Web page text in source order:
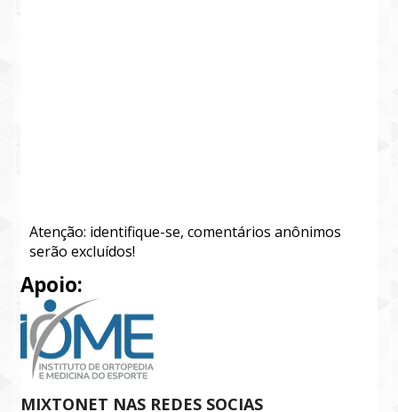
Atenção: identifique-se, comentários anônimos
serão excluídos!
Apoio:
MIXTONET NAS REDES SOCIAS